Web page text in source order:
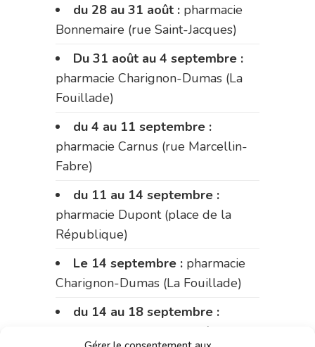
du 28 au 31 août : pharmacie
Bonnemaire (rue Saint-Jacques)
Du 31 août au 4 septembre :
pharmacie Charignon-Dumas (La
Fouillade)
du 4 au 11 septembre :
pharmacie Carnus (rue Marcellin-
Fabre)
du 11 au 14 septembre :
pharmacie Dupont (place de la
République)
Le 14 septembre : pharmacie
Charignon-Dumas (La Fouillade)
du 14 au 18 septembre :
pharmacie Palobart (Laguépie)